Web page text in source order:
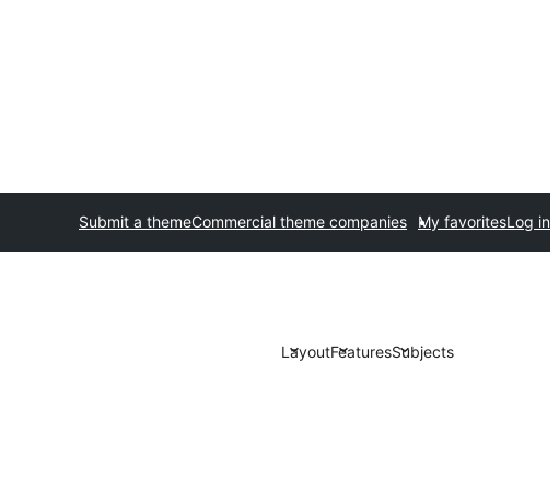
Submit a themeCommercial theme companies My favoritesLog in
LayoutFeaturesSubjects